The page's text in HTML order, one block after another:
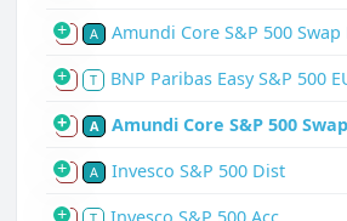
S A Amundi Core S&P 500 Swap
S T BNP Paribas Easy S&P 500
S A Amundi Core S&P 500
S A Invesco S&P 500 Dist